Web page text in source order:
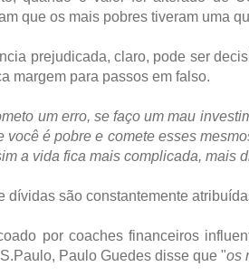
que os mais pobres tiveram uma
prejudicada, claro, pode ser
margem para passos em falso.
um erro, se faço um mau
você é pobre e comete esses
a vida fica mais complicada, mais
dívidas são constantemente
por coaches financeiros
Paulo Guedes disse que "os